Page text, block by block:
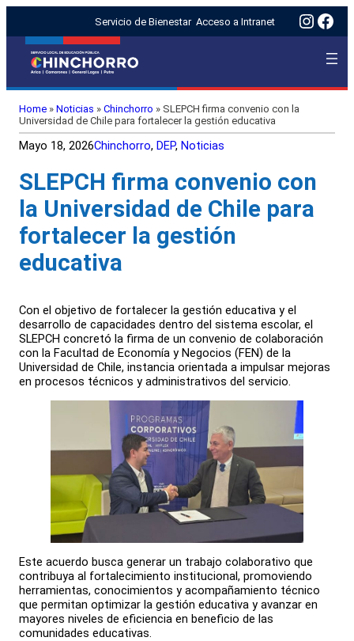
Servicio de Bienestar Acceso a Intranet
Home » Noticias » Chinchorro » SLEPCH firma convenio con la
Universidad de Chile para fortalecer la gestión educativa
Mayo 18, 2026Chinchorro, DEP, Noticias
SLEPCH firma convenio con
la Universidad de Chile para
fortalecer la gestión
educativa
Con el objetivo de fortalecer la gestión educativa y el
desarrollo de capacidades dentro del sistema escolar, el
SLEPCH concretó la firma de un convenio de colaboración
con la Facultad de Economía y Negocios (FEN) de la
Universidad de Chile, instancia orientada a impulsar mejoras
en procesos técnicos y administrativos del servicio.
Este acuerdo busca generar un trabajo colaborativo que
contribuya al fortalecimiento institucional, promoviendo
herramientas, conocimientos y acompañamiento técnico
que permitan optimizar la gestión educativa y avanzar en
mayores niveles de eficiencia en beneficio de las
comunidades educativas.